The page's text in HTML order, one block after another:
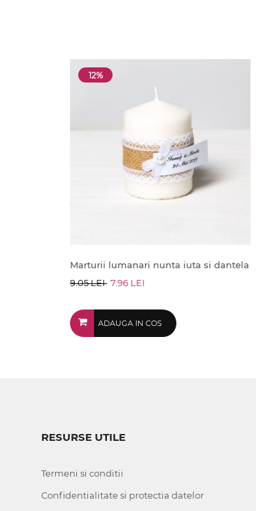
12%
Marturii lumanari nunta iuta si dantela
9.05 LEI 7.96 LEI
ADAUGA IN COS
RESURSE UTILE
Termeni si conditii
Confidentialitate si protectia datelor